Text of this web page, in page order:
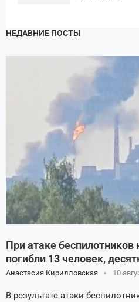
НЕДАВНИЕ ПОСТЫ
При атаке
погибли 13 человек,
Анастасия Кирилловская 10
В результате атаки